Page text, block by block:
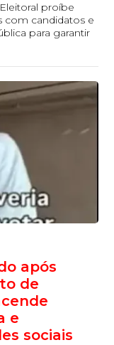
proíbe
com candidatos e
para garantir
após
de
e
sociais